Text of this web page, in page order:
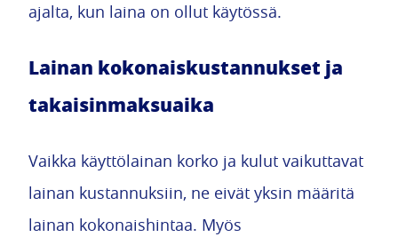
ajalta, kun laina on ollut käytössä.
Lainan kokonaiskustannukset ja
takaisinmaksuaika
Vaikka käyttölainan korko ja kulut vaikuttavat
lainan kustannuksiin, ne eivät yksin määritä
lainan kokonaishintaa. Myös